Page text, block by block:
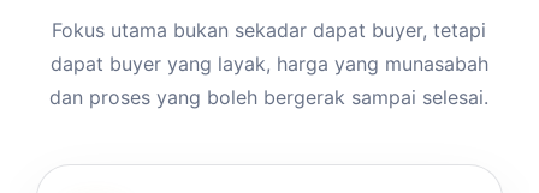
Fokus utama bukan sekadar dapat buyer, tetapi
dapat buyer yang layak, harga yang munasabah
dan proses yang boleh bergerak sampai selesai.